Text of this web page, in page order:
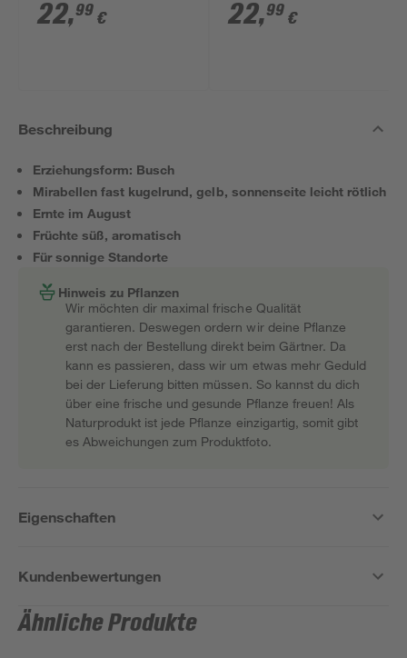
Busch 25 cm Topf
22,99 €
25 cm Topf
22,99 €
Beschreibung
Erziehungsform: Busch
Mirabellen fast kugelrund, gelb, sonnenseite leicht rötlich
Ernte im August
Früchte süß, aromatisch
Für sonnige Standorte
Hinweis zu Pflanzen
Wir möchten dir maximal frische Qualität
garantieren. Deswegen ordern wir deine Pflanze
erst nach der Bestellung direkt beim Gärtner. Da
kann es passieren, dass wir um etwas mehr Geduld
bei der Lieferung bitten müssen. So kannst du dich
über eine frische und gesunde Pflanze freuen! Als
Naturprodukt ist jede Pflanze einzigartig, somit gibt
es Abweichungen zum Produktfoto.
Eigenschaften
Kundenbewertungen
Ähnliche Produkte